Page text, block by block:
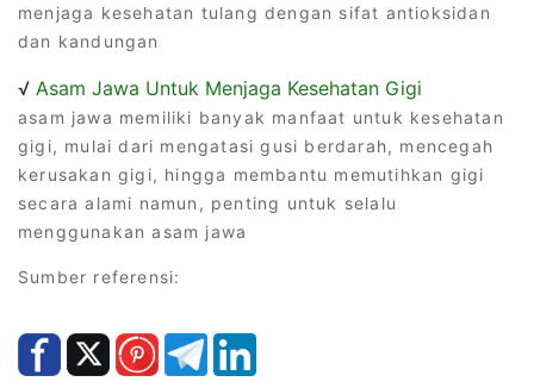
menjaga kesehatan tulang dengan sifat antioksidan
dan kandungan
√ Asam Jawa Untuk Menjaga Kesehatan Gigi
asam jawa memiliki banyak manfaat untuk kesehatan
gigi, mulai dari mengatasi gusi berdarah, mencegah
kerusakan gigi, hingga membantu memutihkan gigi
secara alami namun, penting untuk selalu
menggunakan asam jawa
Sumber referensi: